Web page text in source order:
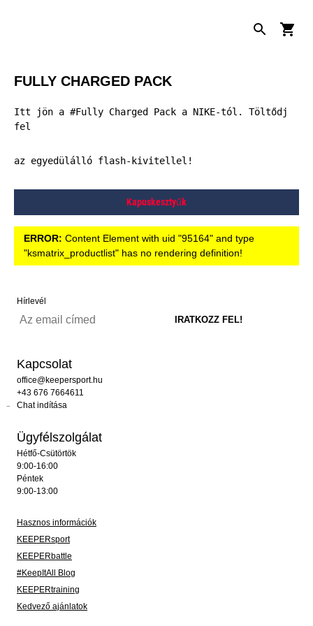
FULLY CHARGED PACK
Itt jön a #Fully Charged Pack a NIKE-tól. Töltődj
fel
az egyedülálló flash-kivitellel!
Kapuskesztyűk
ERROR: Content Element with uid "95164" and type
"ksmatrix_productlist" has no rendering definition!
Hírlevél
Kapcsolat
office@keepersport.hu
+43 676 7664611
Chat indítása
Ügyfélszolgálat
Hétfő-Csütörtök
9:00-16:00
Péntek
9:00-13:00
Hasznos információk
KEEPERsport
KEEPERbattle
#KeepItAll Blog
KEEPERtraining
Kedvező ajánlatok